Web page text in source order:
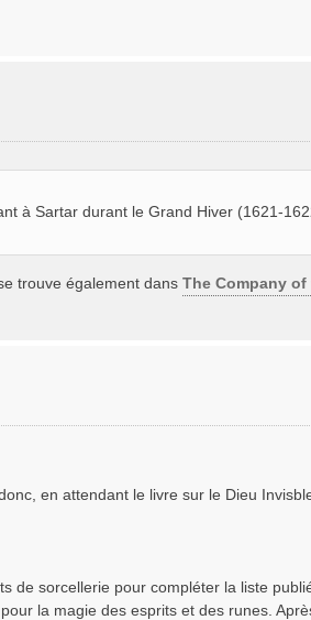
à Sartar durant le Grand Hiver (1621-
trouve également dans The Company of
en attendant le livre sur le Dieu
de sorcellerie pour compléter la liste
la magie des esprits et des runes.